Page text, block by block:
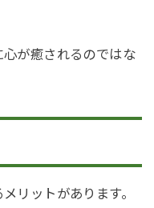
が癒されるのではな
リットがあります。